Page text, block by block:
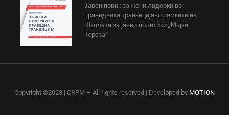
Јавен повик за жени лидерки во
праведната транзицијаво рамките на
Школата за јавни политики „Мајка
Тереза“
Copyright ©2023 | CRPM – All rights reserved | Developed by MOTION